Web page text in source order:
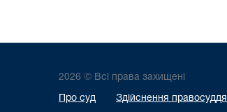
2026 © Всі права захищені
Про суд Здійснення правосуддя